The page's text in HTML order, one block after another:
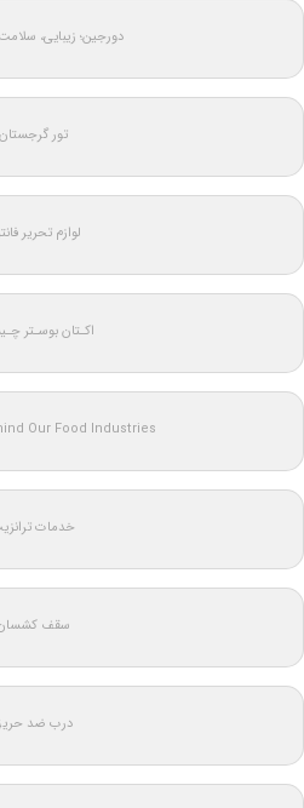
دورجین؛ زیبایی،
تور گرجستان
لوازم تحریر
اکـتان بوسـتر
Our Food Industries
خدمات
سقف
درب ضد